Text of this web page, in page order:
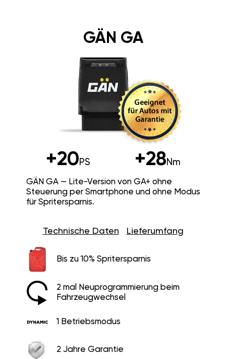
GÄN GA
+20PS +28Nm
GÄN GA — Lite-Version von GA+ ohne
Steuerung per Smartphone und ohne Modus
für Spritersparnis.
Technische Daten Lieferumfang
Bis zu 10% Spritersparnis
2 mal Neuprogrammierung beim
Fahrzeugwechsel
1 Betriebsmodus
2 Jahre Garantie